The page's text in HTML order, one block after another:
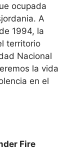
ocupada
A
1994, la
territorio
Nacional
la vida
en el
Fire